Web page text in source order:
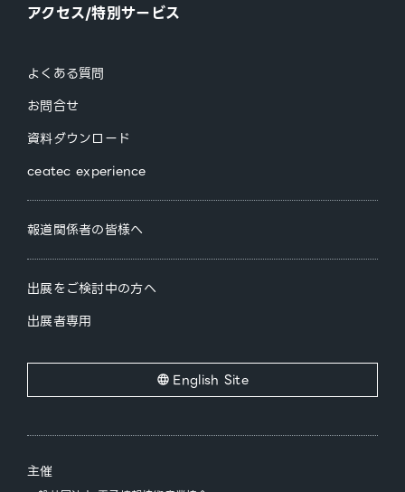
アクセス/特別サービス
よくある質問
お問合せ
資料ダウンロード
ceatec experience
報道関係者の皆様へ
出展をご検討中の方へ
出展者専用
English Site
主催